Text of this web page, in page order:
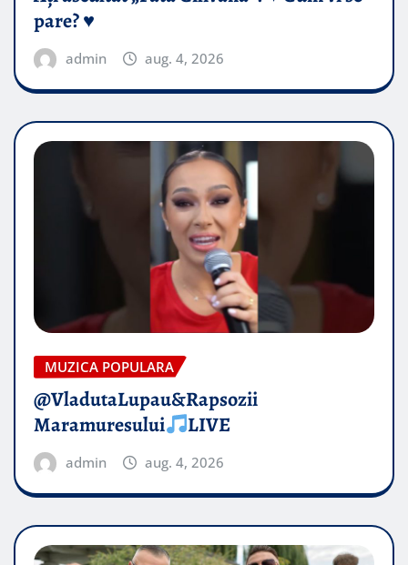
pare? ♥️
admin aug. 4, 2026
MUZICA POPULARA
@VladutaLupau&Rapsozii
Maramuresului
LIVE
admin aug. 4, 2026